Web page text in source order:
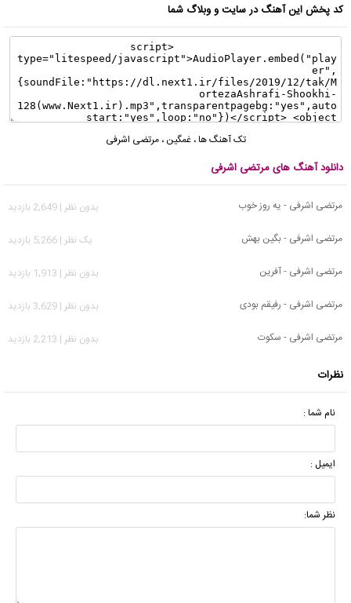
کد پخش این آهنگ در سایت و وبلاگ شما
تک آهنگ ها،غمگین ،مرتضی اشرفی
دانلود آهنگ های مرتضی اشرفی
مرتضی اشرفی - یه روز خوب
بدون نظر | 2,649 بازدید
مرتضی اشرفی - بگین بهش
يک نظر | 5,266 بازدید
مرتضی اشرفی - آفرین
بدون نظر | 1,913 بازدید
مرتضی اشرفی - رفیقم بودی
بدون نظر | 3,629 بازدید
مرتضی اشرفی - سکوت
بدون نظر | 2,213 بازدید
نظرات
نام شما :
ایمیل :
نظر شما: